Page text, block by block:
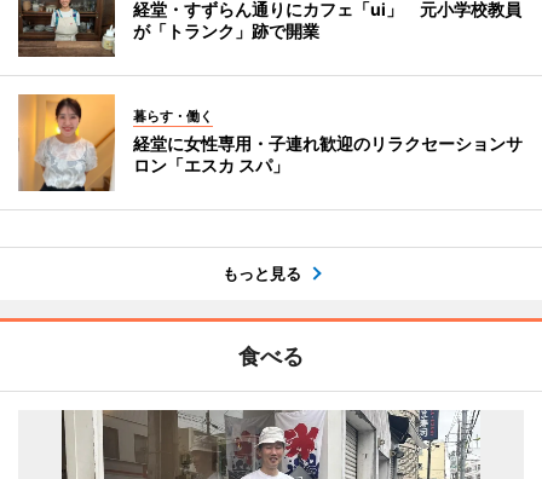
経堂・すずらん通りにカフェ「ui」 元小学校教員
が「トランク」跡で開業
暮らす・働く
経堂に女性専用・子連れ歓迎のリラクセーションサ
ロン「エスカ スパ」
もっと見る
食べる